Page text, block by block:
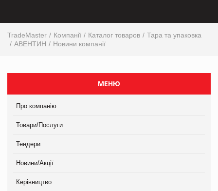
TradeMaster Компанії Каталог товаров
Тара та упаковка
АВЕНТИН
Новини компанії
МЕНЮ
Про компанію
Товари/Послуги
Тендери
Новини/Акції
Керівництво